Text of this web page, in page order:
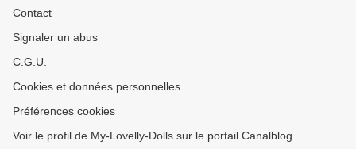
Contact
Signaler un abus
C.G.U.
Cookies et données personnelles
Préférences cookies
Voir le profil de My-Lovelly-Dolls sur le portail Canalblog